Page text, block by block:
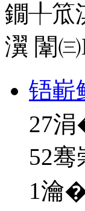
鐗╀笟
瀷 闈
铻嶄
27
52骞
1瀹